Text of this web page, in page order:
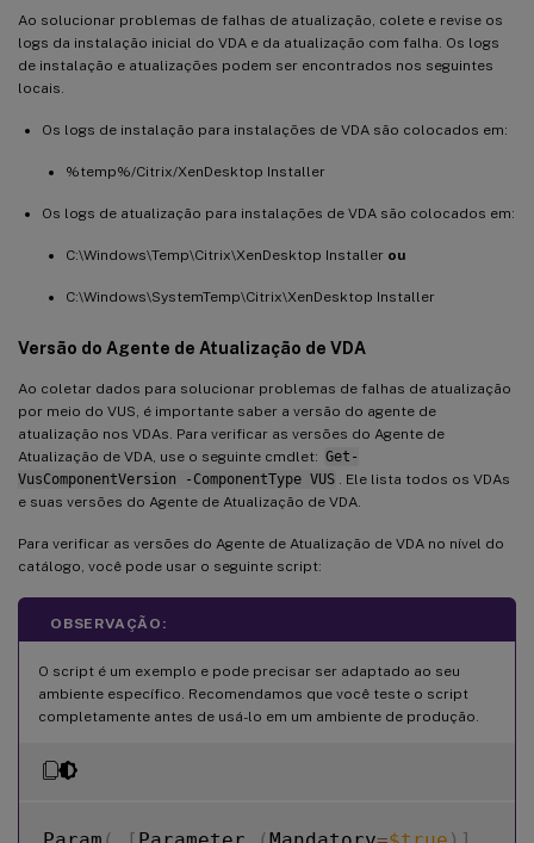
Ao solucionar problemas de falhas de atualização, colete e revise os
logs da instalação inicial do VDA e da atualização com falha. Os logs
de instalação e atualizações podem ser encontrados nos seguintes
locais.
Os logs de instalação para instalações de VDA são colocados em:
%temp%/Citrix/XenDesktop Installer
Os logs de atualização para instalações de VDA são colocados em:
C:\Windows\Temp\Citrix\XenDesktop Installer ou
C:\Windows\SystemTemp\Citrix\XenDesktop Installer
Versão do Agente de Atualização de VDA
Ao coletar dados para solucionar problemas de falhas de atualização
por meio do VUS, é importante saber a versão do agente de
atualização nos VDAs. Para verificar as versões do Agente de
Atualização de VDA, use o seguinte cmdlet: Get-
VusComponentVersion -ComponentType VUS
. Ele lista todos os VDAs
e suas versões do Agente de Atualização de VDA.
Para verificar as versões do Agente de Atualização de VDA no nível do
catálogo, você pode usar o seguinte script:
OBSERVAÇÃO:
O script é um exemplo e pode precisar ser adaptado ao seu
ambiente específico. Recomendamos que você teste o script
completamente antes de usá-lo em um ambiente de produção.